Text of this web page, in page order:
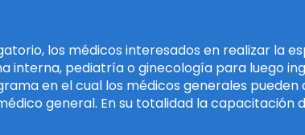
los médicos interesados en realizar la
interna, pediatría o ginecología para luego
en el cual los médicos generales
general. En su totalidad la capacitación